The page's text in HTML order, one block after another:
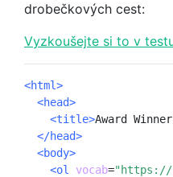
drobečkových cest:
Vyzkoušejte si to v
<html>
<head>
<title>Award
</head>
<body>
<ol
vocab="https://